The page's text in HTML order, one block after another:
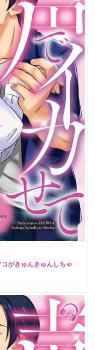
がきゅんきゅんしちゃ